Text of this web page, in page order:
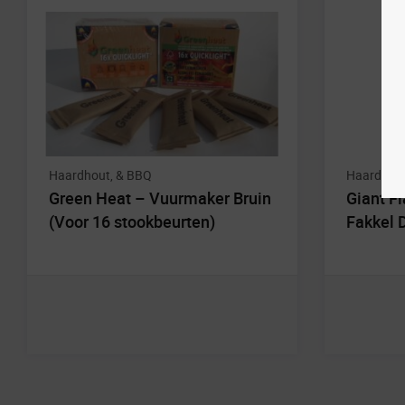
Haardhout, & BBQ
Green Heat – Vuurmaker Bruin
(Voor 16 stookbeurten)
Giant
Fakkel